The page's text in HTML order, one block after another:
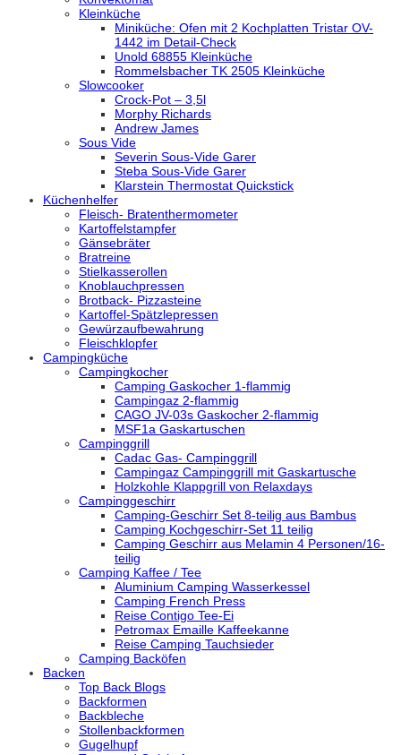
Kleinküche
Miniküche: Ofen mit 2 Kochplatten Tristar OV-
1442 im Detail-Check
Unold 68855 Kleinküche
Rommelsbacher TK 2505 Kleinküche
Slowcooker
Crock-Pot – 3,5l
Morphy Richards
Andrew James
Sous Vide
Severin Sous-Vide Garer
Steba Sous-Vide Garer
Klarstein Thermostat Quickstick
Küchenhelfer
Fleisch- Bratenthermometer
Kartoffelstampfer
Gänsebräter
Bratreine
Stielkasserollen
Knoblauchpressen
Brotback- Pizzasteine
Kartoffel-Spätzlepressen
Gewürzaufbewahrung
Fleischklopfer
Campingküche
Campingkocher
Camping Gaskocher 1-flammig
Campingaz 2-flammig
CAGO JV-03s Gaskocher 2-flammig
MSF1a Gaskartuschen
Campinggrill
Cadac Gas- Campinggrill
Campingaz Campinggrill mit Gaskartusche
Holzkohle Klappgrill von Relaxdays
Campinggeschirr
Camping-Geschirr Set 8-teilig aus Bambus
Camping Kochgeschirr-Set 11 teilig
Camping Geschirr aus Melamin 4 Personen/16-
teilig
Camping Kaffee / Tee
Aluminium Camping Wasserkessel
Camping French Press
Reise Contigo Tee-Ei
Petromax Emaille Kaffeekanne
Reise Camping Tauchsieder
Camping Backöfen
Backen
Top Back Blogs
Backformen
Backbleche
Stollenbackformen
Gugelhupf